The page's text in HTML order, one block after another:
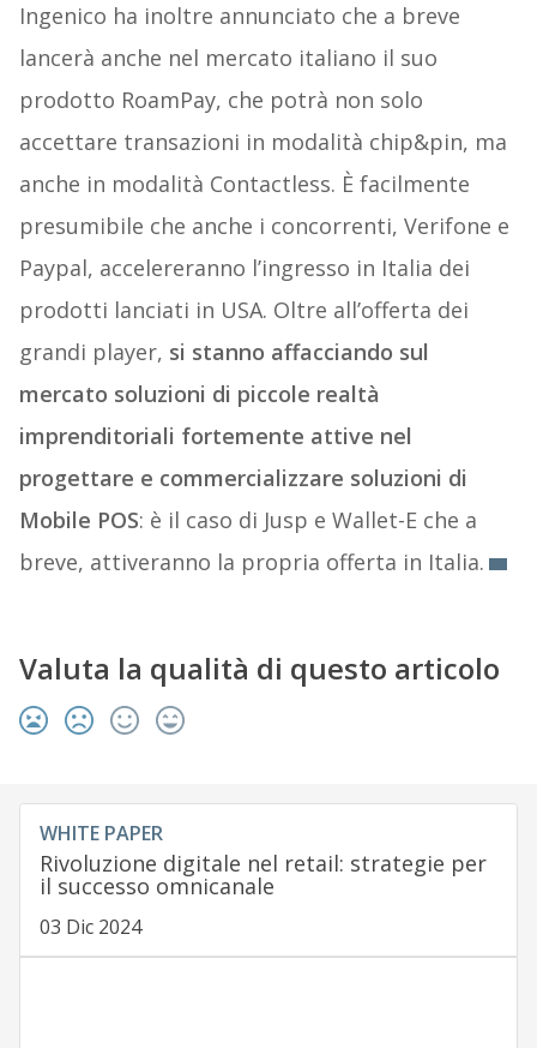
Ingenico ha inoltre annunciato che a breve
lancerà anche nel mercato italiano il suo
prodotto RoamPay, che potrà non solo
accettare transazioni in modalità chip&pin, ma
anche in modalità Contactless. È facilmente
presumibile che anche i concorrenti, Verifone e
Paypal, accelereranno l’ingresso in Italia dei
prodotti lanciati in USA. Oltre all’offerta dei
grandi player, si stanno affacciando sul
mercato soluzioni di piccole realtà
imprenditoriali fortemente attive nel
progettare e commercializzare soluzioni di
Mobile POS: è il caso di Jusp e Wallet-E che a
breve, attiveranno la propria offerta in Italia.
Valuta la qualità di questo articolo
WHITE PAPER
Rivoluzione digitale nel retail: strategie per
il successo omnicanale
03 Dic 2024